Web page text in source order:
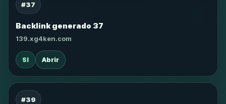
#37
Backlink generado 37
139.xg4ken.com
SI Abrir
#39